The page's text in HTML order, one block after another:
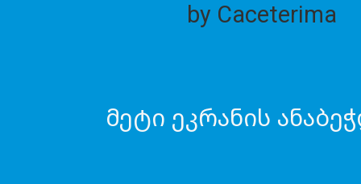
by Caceterima
მეტი ეკრანის